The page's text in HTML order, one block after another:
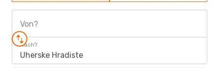
Von?
Nach?
Uherske Hradiste